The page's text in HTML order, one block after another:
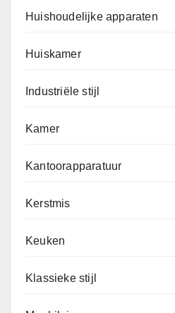
Huishoudelijke apparaten
Huiskamer
Industriële stijl
Kamer
Kantoorapparatuur
Kerstmis
Keuken
Klassieke stijl